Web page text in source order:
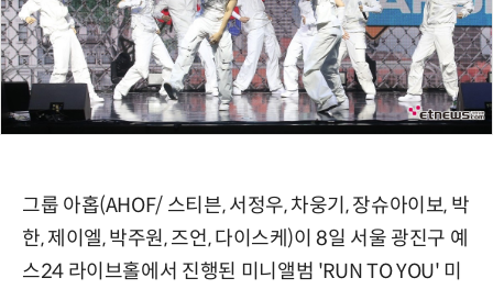
그룹 아홉(AHOF/ 스티븐, 서정우, 차웅기, 장슈아이보, 박
한, 제이엘, 박주원, 즈언, 다이스케)이 8일 서울 광진구 예
스24 라이브홀에서 진행된 미니앨범 'RUN TO YOU' 미